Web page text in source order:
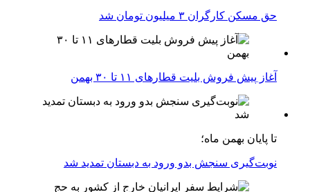
حق مسکن کارگران ۳ میلیون تومان شد
آغاز پیش فروش بلیت‌ قطارهای ۱۱ تا ۳۰ بهمن
تا پایان بهمن ماه؛
نوبت‌گیری سنجش بدو ورود به دبستان تمدید شد